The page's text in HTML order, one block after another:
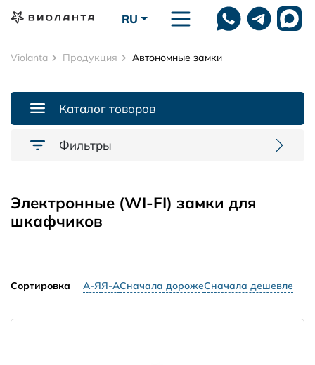
RU
Violanta Продукция Автономные замки
Электронные (WI-FI) замки для
шкафчиков
Сортировка А-ЯЯ-АСначала дорожеСначала дешевле
Каталог товаров
Фильтры